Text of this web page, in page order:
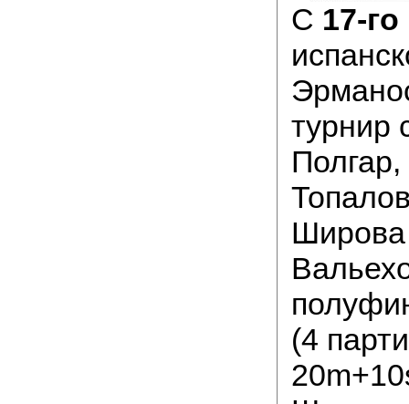
C 17-го
турнир
Широва
(4